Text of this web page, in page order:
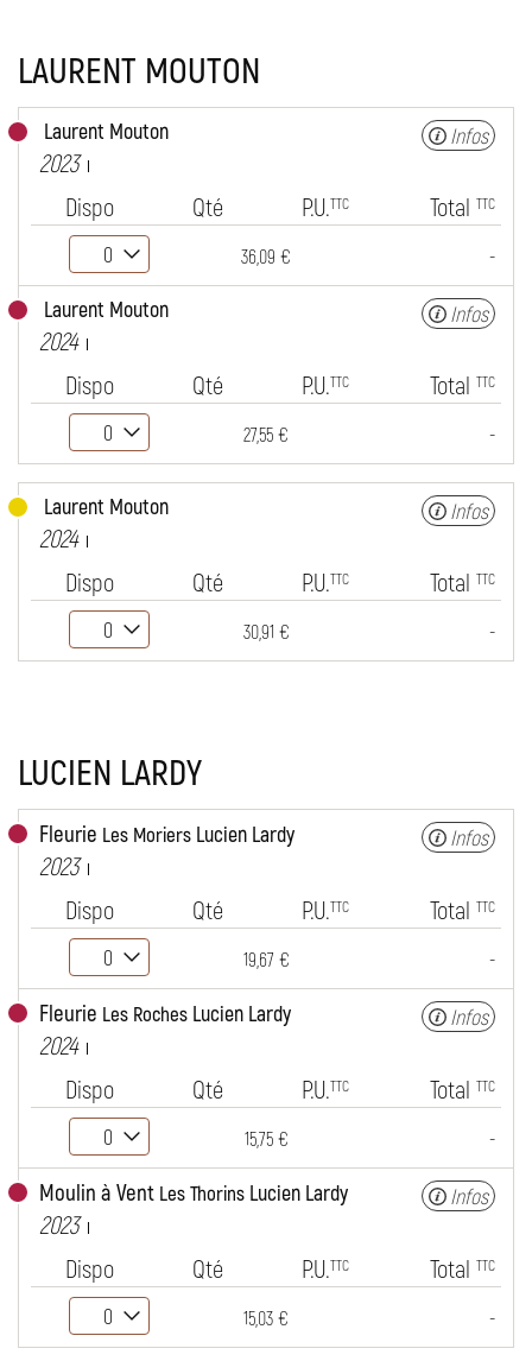
LAURENT MOUTON
Laurent Mouton
2023
Infos
Dispo Qté P.U.TTC Total TTC
36,09 € -
Laurent Mouton
2024
Infos
Dispo Qté P.U.TTC Total TTC
27,55 € -
Laurent Mouton
2024
Infos
Dispo Qté P.U.TTC Total TTC
30,91 € -
LUCIEN LARDY
Fleurie Les Moriers Lucien Lardy
2023
Infos
Dispo Qté P.U.TTC Total TTC
19,67 € -
Fleurie Les Roches Lucien Lardy
2024
Infos
Dispo Qté P.U.TTC Total TTC
15,75 € -
Moulin à Vent Les Thorins Lucien Lardy
2023
Infos
Dispo Qté P.U.TTC Total TTC
15,03 € -